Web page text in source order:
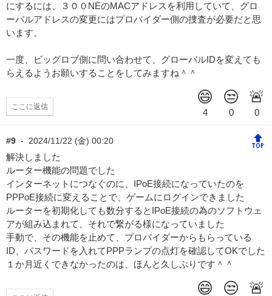
にするには、３００NEのMACアドレスを利用していて、グロ
ーバルアドレスの変更にはプロバイダー側の捜査が必要だと思
います。
一度、ビッグロブ側に問い合わせて、グローバルIDを変えても
らえるようお願いすることをしてみますね＾＾
ここに返信
#9 - 2024/11/22 (金) 00:20 🔝
解決しました
ルーター機能の問題でした
インターネットにつなぐのに、IPoE接続になっていたのを
PPPoE接続に変えることで、ゲームにログインできました
ルーターを初期化しても数分するとIPoE接続の為のソフトウェ
アが組み込まれて、それで繋がる様になっていました
手動で、その機能を止めて、プロバイダーからもらっている
ID、パスワードを入れてPPPランプの点灯を確認してOKでした
１か月近くできなかったのは、ほんと久しぶりです＾＾